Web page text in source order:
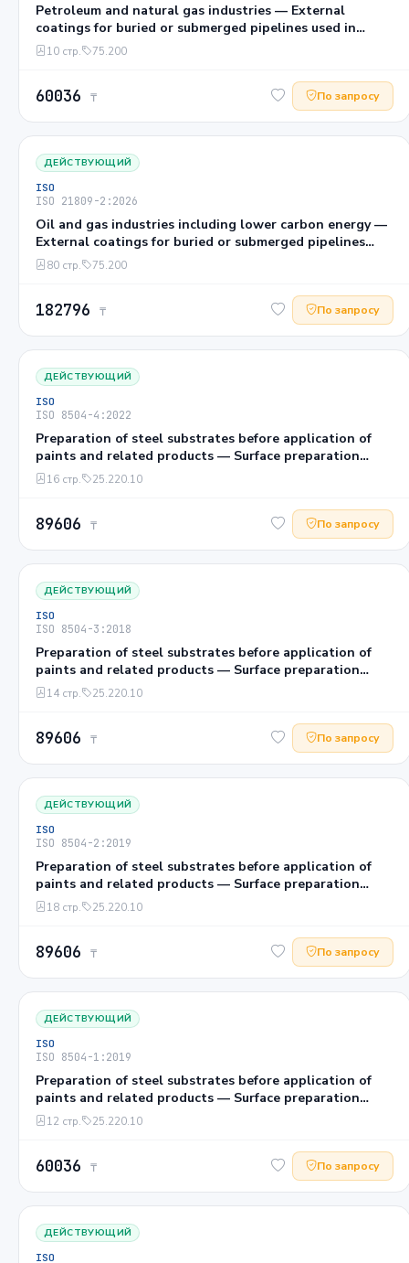
Petroleum and natural gas industries — External
coatings for buried or submerged pipelines used in
pipeline transportation systems — Part 3: Field joint
coatings AMENDMENT 1: Introduction of mesh-backed
10 стр. 75.200
60036 ₸ По запросу
ДЕЙСТВУЮЩИЙ
ISO
ISO 21809-2:2026
Oil and gas industries including lower carbon energy —
External coatings for buried or submerged pipelines
used in pipeline transportation systems — Part 2:
Single-layer fusion-bonded epoxy coatings
80 стр. 75.200
182796 ₸ По запросу
ДЕЙСТВУЮЩИЙ
ISO
ISO 8504-4:2022
Preparation of steel substrates before application of
paints and related products — Surface preparation
methods — Part 4: Acid pickling
16 стр. 25.220.10
89606 ₸ По запросу
ДЕЙСТВУЮЩИЙ
ISO
ISO 8504-3:2018
Preparation of steel substrates before application of
paints and related products — Surface preparation
methods — Part 3: Hand- and power-tool cleaning
14 стр. 25.220.10
89606 ₸ По запросу
ДЕЙСТВУЮЩИЙ
ISO
ISO 8504-2:2019
Preparation of steel substrates before application of
paints and related products — Surface preparation
methods — Part 2: Abrasive blast-cleaning
18 стр. 25.220.10
89606 ₸ По запросу
ДЕЙСТВУЮЩИЙ
ISO
ISO 8504-1:2019
Preparation of steel substrates before application of
paints and related products — Surface preparation
methods — Part 1: General principles
12 стр. 25.220.10
60036 ₸ По запросу
ДЕЙСТВУЮЩИЙ
ISO